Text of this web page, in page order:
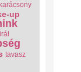
karácsony
up
tavasz